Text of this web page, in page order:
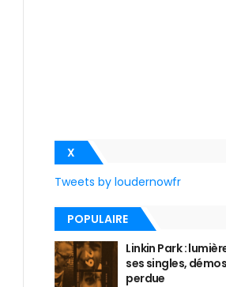
X
Tweets by loudernowfr
POPULAIRE
Linkin Park :
ses singles,
perdue